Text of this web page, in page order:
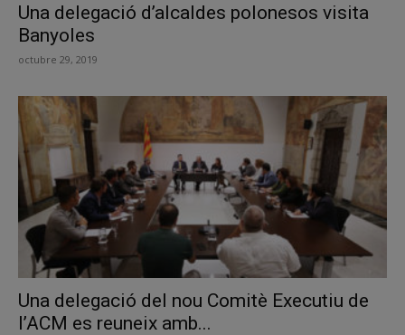
Una delegació d’alcaldes polonesos visita
Banyoles
octubre 29, 2019
Una delegació del nou Comitè Executiu de
l’ACM es reuneix amb...